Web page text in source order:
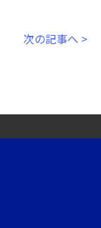
次の記事へ >